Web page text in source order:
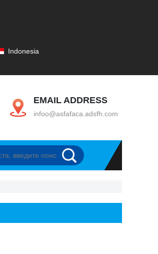
Indonesia
EMAIL ADDRESS
infoo@asfafaca.adsfh.com